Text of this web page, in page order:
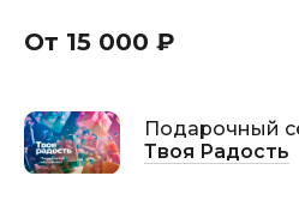
От 15 000 ₽
Подарочный
Твоя Радость